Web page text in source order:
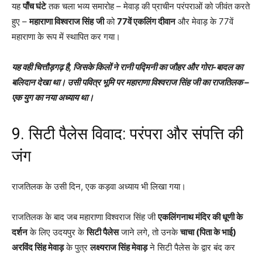
यहपाँच घंटेतक चला भव्य समारोह – मेवाड़ की प्राचीन परंपराओं को जीवंत करते
हुए –महाराणा विश्वराज सिंह जीको77वें एकलिंग दीवानऔर मेवाड़ के 77वें
महाराणा के रूप में स्थापित कर गया।
यह वही चित्तौड़गढ़ है, जिसके किलों ने रानी पद्मिनी का जौहर और गोरा-बादल का
बलिदान देखा था। उसी पवित्र भूमि पर महाराणा विश्वराज सिंह जी का राजतिलक –
एक युग का नया अध्याय था।
9. सिटी पैलेस विवाद: परंपरा और संपत्ति की
जंग
राजतिलक के उसी दिन, एक कड़वा अध्याय भी लिखा गया।
राजतिलक के बाद जब महाराणा विश्वराज सिंह जीएकलिंगनाथ मंदिर की धूणी के
दर्शनके लिए उदयपुर केसिटी पैलेसजाने लगे, तो उनकेचाचा (पिता के भाई)
अरविंद सिंह मेवाड़के पुत्रलक्ष्यराज सिंह मेवाड़ने सिटी पैलेस के द्वार बंद कर